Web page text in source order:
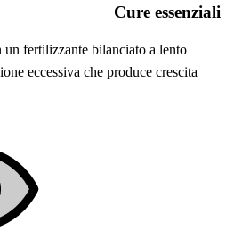
Cure essenziali
fertilizzante bilanciato a lento
eccessiva che produce crescita